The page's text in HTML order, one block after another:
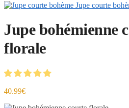
Jupe courte
Jupe bohémienne
florale
40.99€